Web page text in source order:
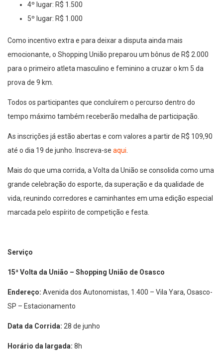
4º lugar: R$ 1.500
5º lugar: R$ 1.000
Como incentivo extra e para deixar a disputa ainda mais
emocionante, o Shopping União preparou um bônus de R$ 2.000
para o primeiro atleta masculino e feminino a cruzar o km 5 da
prova de 9 km.
Todos os participantes que concluírem o percurso dentro do
tempo máximo também receberão medalha de participação.
As inscrições já estão abertas e com valores a partir de R$ 109,90
até o dia 19 de junho. Inscreva-se aqui
Mais do que uma corrida, a Volta da União se consolida como uma
grande celebração do esporte, da superação e da qualidade de
vida, reunindo corredores e caminhantes em uma edição especial
marcada pelo espírito de competição e festa.
Serviço
15ª Volta da União – Shopping União de Osasco
Endereço: Avenida dos Autonomistas, 1.400 – Vila Yara, Osasco-
SP – Estacionamento
Data da Corrida: 28 de junho
Horário da largada: 8h